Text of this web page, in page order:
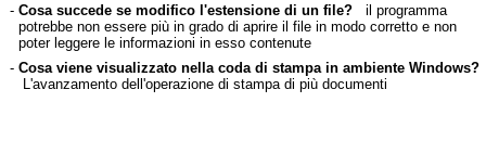
- Cosa succede se modifico l'estensione di un file?il programma
potrebbe non essere più in grado di aprire il file in modo corretto e non
poter leggere le informazioni in esso contenute
- Cosa viene visualizzato nella coda di stampa in ambiente Windows?
L'avanzamento dell'operazione di stampa di più documenti